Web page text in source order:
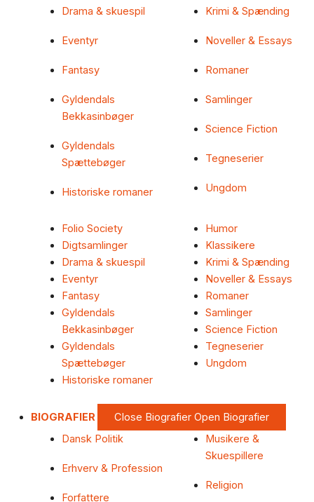
Drama & skuespil
Eventyr
Fantasy
Gyldendals
Bekkasinbøger
Gyldendals
Spættebøger
Historiske romaner
Krimi & Spænding
Noveller & Essays
Romaner
Samlinger
Science Fiction
Tegneserier
Ungdom
Folio Society
Digtsamlinger
Drama & skuespil
Eventyr
Fantasy
Gyldendals
Bekkasinbøger
Gyldendals
Spættebøger
Historiske romaner
Humor
Klassikere
Krimi & Spænding
Noveller & Essays
Romaner
Samlinger
Science Fiction
Tegneserier
Ungdom
BIOGRAFIER Close Biografier Open Biografier
Dansk Politik
Erhverv & Profession
Forfattere
Musikere &
Skuespillere
Religion